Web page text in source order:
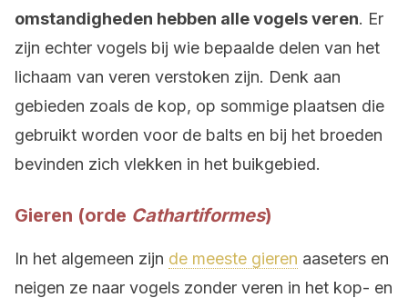
omstandigheden hebben alle vogels veren. Er
zijn echter vogels bij wie bepaalde delen van het
lichaam van veren verstoken zijn. Denk aan
gebieden zoals de kop, op sommige plaatsen die
gebruikt worden voor de balts en bij het broeden
bevinden zich vlekken in het buikgebied.
Gieren (orde Cathartiformes)
In het algemeen zijn de meeste gieren aaseters en
neigen ze naar vogels zonder veren in het kop- en